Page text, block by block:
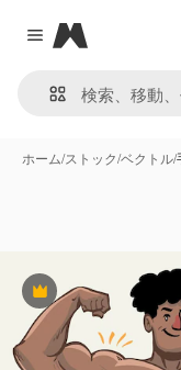
Close menu
Magnific
ホーム/ストック/ベクトル/
Premium